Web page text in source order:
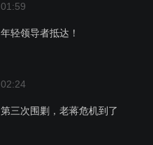
01:59
年轻领导者抵达！
02:24
第三次围剿，老蒋危机到了